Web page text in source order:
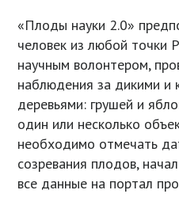
«Плоды науки 2.0»
человек из любой точки
научным волонтером,
наблюдения за дикими и
деревьями: грушей и
один или несколько
необходимо отмечать
созревания плодов,
все данные на портал